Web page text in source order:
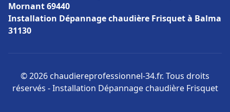
Mornant 69440
Installation Dépannage chaudière Frisquet à Balma
31130
© 2026 chaudiereprofessionnel-34.fr. Tous droits
réservés - Installation Dépannage chaudière Frisquet